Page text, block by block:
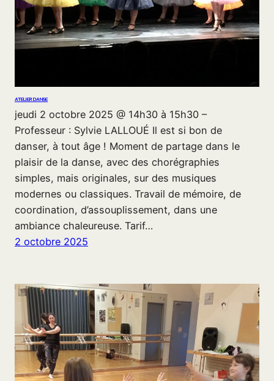
ATELIER DANSE
jeudi 2 octobre 2025 @ 14h30 à 15h30 –
Professeur : Sylvie LALLOUÉ Il est si bon de
danser, à tout âge ! Moment de partage dans le
plaisir de la danse, avec des chorégraphies
simples, mais originales, sur des musiques
modernes ou classiques. Travail de mémoire, de
coordination, d’assouplissement, dans une
ambiance chaleureuse. Tarif…
2 octobre 2025